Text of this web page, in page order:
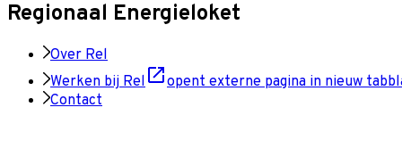
Regionaal Energieloket
Over Rel
Werken bij Rel
opent externe pagina in nieuw
Contact